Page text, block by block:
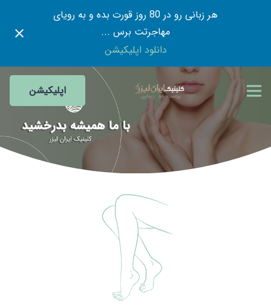
هر زبانی رو در 80 روز قورت بده و به رویای
مهاجرتت برس ...
دانلود اپلیکیشن
اپلیکیشن